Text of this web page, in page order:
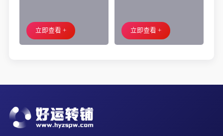
外摆、 房租2.2万/年
立即查看 +
小吃店转让
立即查看 +